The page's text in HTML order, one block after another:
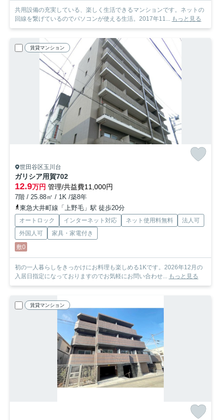
共用設備の充実している、楽しく生活できるマンションです。ネットの
回線を繋げているのでパソコンが使える生活。2017年11... もっと見る
賃貸マンション
世田谷区玉川台
ガリシア用賀702
12.9万円 管理/共益費11,000円
7階 / 25.88㎡ / 1K /築8年
東急大井町線「上野毛」駅 徒歩20分
オートロック インターネット対応 ネット使用料無料
法人可
外国人可
家具・家電付き
敷0
初の一人暮らしをきっかけにお料理も楽しめる1Kです。2026年12月の
入居日指定になっておりますのでお気軽にお問い合わせ... もっと見る
賃貸マンション